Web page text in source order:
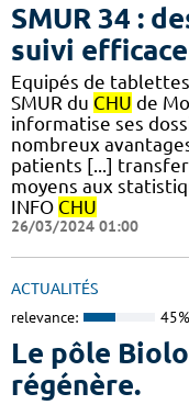
SMUR 34 :
suivi
​​Equipés de
SMUR du CHU de
informatise ses
nombreux
patients [...]
moyens aux
INFO CHU
26/03/2024 01:00
ACTUALITÉS
relevance: 45%
Le pôle
régénère.